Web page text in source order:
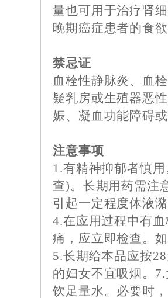
量也可用于治疗肾
晚期癌症患者的食
禁忌证
血栓性静脉炎、血
疑乳房或生殖器恶
娠、凝血功能障碍
注意事项
1.有精神抑郁者慎
查)。长期用药需注
引起一定程度体液
4.在应用过程中有
痛，应立即检查。
5.长期给本品应按
的妇女不宜吸烟。
饮足量水。必要时